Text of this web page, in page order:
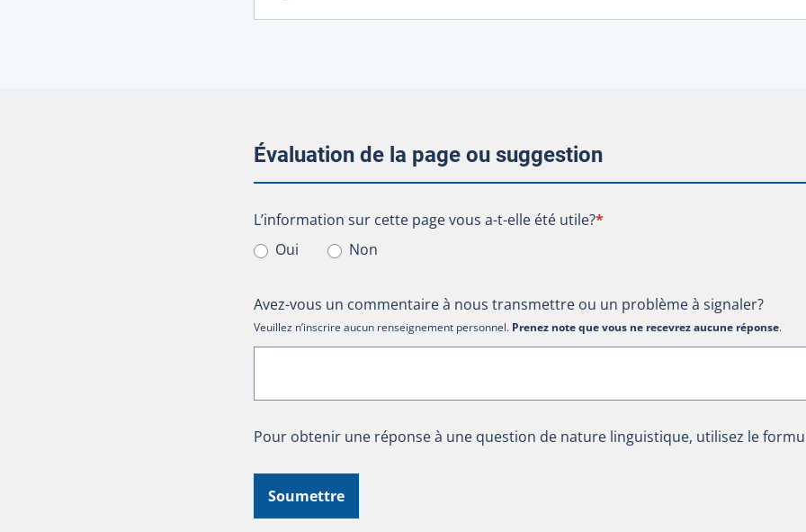
Évaluation de la page ou suggestion
L’information sur cette page vous a-t-elle été utile?
L’information sur cette page vous a-t-elle été utile?*
Oui
Non
Avez-vous un commentaire à nous transmettre ou un problème à signaler?
Veuillez n’inscrire aucun renseignement personnel. Prenez note que vous ne recevrez aucune réponse.
Pour obtenir une réponse à une question de nature linguistique, utilisez le
Soumettre